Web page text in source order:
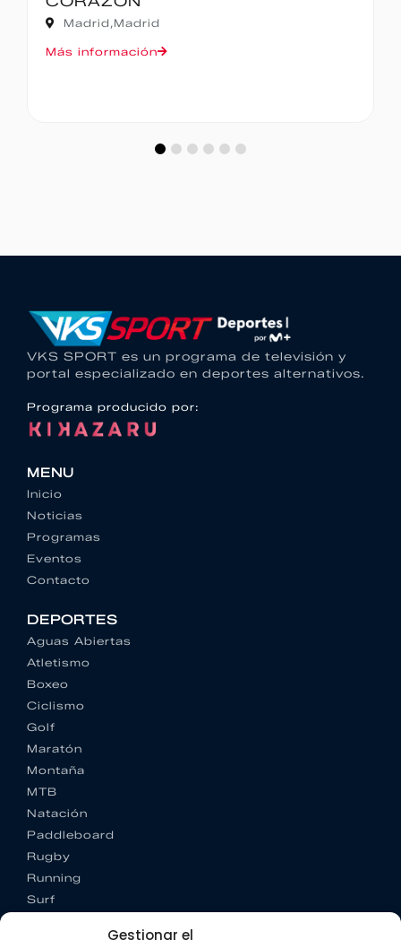
Gestionar el
VKS SPORT es un programa de televisión y
portal especializado en deportes alternativos.
Programa producido por:
MENU
Inicio
Noticias
Programas
Eventos
Contacto
DEPORTES
Aguas Abiertas
Atletismo
Boxeo
Ciclismo
Golf
Maratón
Montaña
MTB
Natación
Paddleboard
Rugby
Running
Surf